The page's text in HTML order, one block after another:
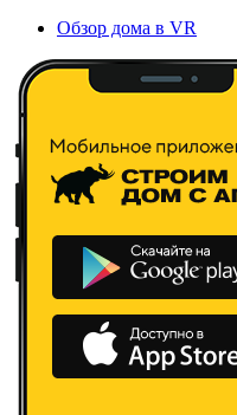
Обзор дома в VR